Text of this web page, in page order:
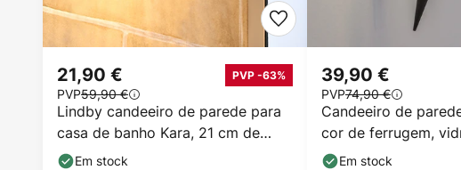
Lindby candeeiro de parede para
casa de banho Kara, 21 cm de
altura, vidro,
21,90 € PVP -63%
PVP59,90 €
Em stock
Candeeiro de
cor de ferrugem,
altura,
39,90 €
PVP74,90 €
Em stock